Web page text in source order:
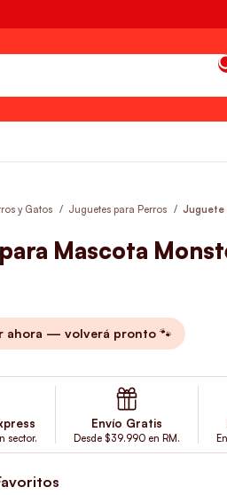
y Gatos Juguetes para Perros Juguete
Mascota
ahora — volverá pronto 🐾
sector.
Envío Gratis
Desde $39.990 en RM.